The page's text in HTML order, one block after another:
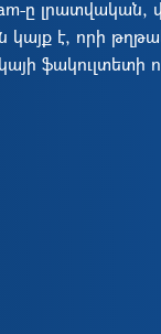
ը լրատվական,
կայք է, որի
ֆակուլտետի